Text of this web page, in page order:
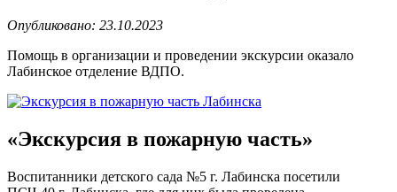
Опубликовано: 23.10.2023
Помощь в организации и проведении экскурсии оказало
Лабинское отделение ВДПО.
«Экскурсия в пожарную часть»
Воспитанники детского сада №5 г. Лабинска посетили